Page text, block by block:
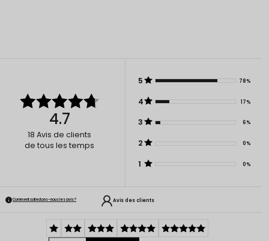
4.7
18 Avis de clients
de tous les temps
5 78%
4 17%
3 6%
2 0%
1 0%
Comment collectons-nous les avis ? Avis des clients